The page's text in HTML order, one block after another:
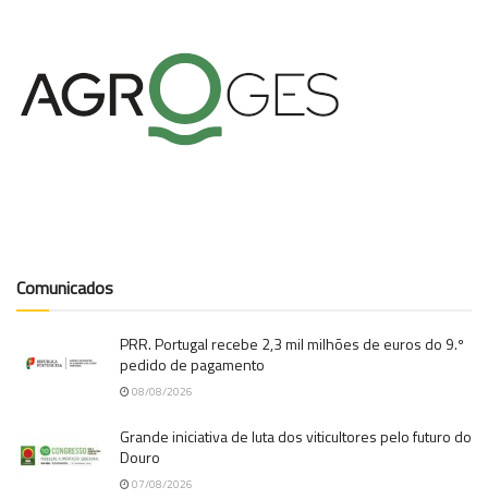
Comunicados
PRR. Portugal recebe 2,3 mil milhões de euros do 9.º
pedido de pagamento
08/08/2026
Grande iniciativa de luta dos viticultores pelo futuro do
Douro
07/08/2026